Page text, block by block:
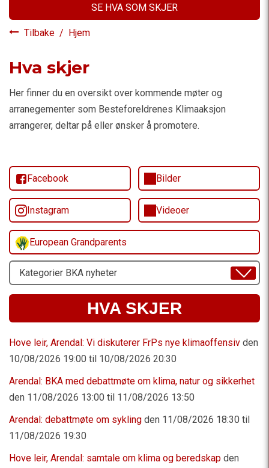
SE HVA SOM SKJER
Tilbake / Hjem
Hva skjer
Her finner du en oversikt over kommende møter og
arranegementer som Besteforeldrenes Klimaaksjon
arrangerer, deltar på eller ønsker å promotere.
Facebook Bilder
Instagram Videoer
European Grandparents
Velg
Emne
HVA SKJER
Hove leir, Arendal: Vi diskuterer FrPs nye klimaoffensiv den
10/08/2026 19:00 til 10/08/2026 20:30
Arendal: BKA med debattmøte om klima, natur og sikkerhet
den 11/08/2026 13:00 til 11/08/2026 13:50
Arendal: debattmøte om sykling den 11/08/2026 18:30 til
11/08/2026 19:30
Hove leir, Arendal: samtale om klima og beredskap den